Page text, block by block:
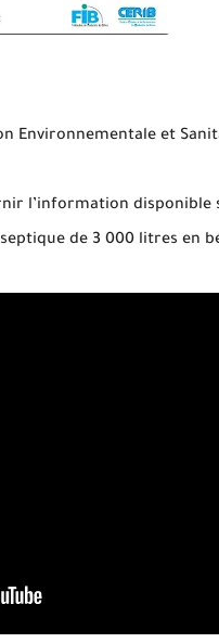
Environnementale et
l’information disponible
de 3 000 litres en